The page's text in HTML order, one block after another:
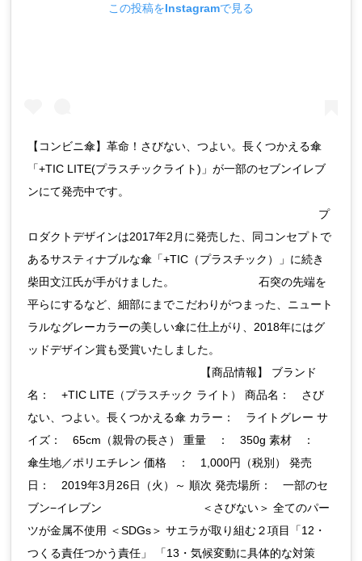
この投稿をInstagramで見る
【コンビニ傘】革命！さびない、つよい。長くつかえる傘
「+TIC LITE(プラスチックライト)」が一部のセブンイレブ
ンにて発売中です。
⠀⠀⠀⠀⠀⠀⠀⠀⠀⠀⠀⠀⠀⠀⠀⠀⠀⠀⠀⠀⠀⠀⠀⠀⠀⠀⠀⠀⠀⠀⠀⠀⠀⠀⠀⠀プ
ロダクトデザインは2017年2月に発売した、同コンセプトで
あるサスティナブルな傘「+TIC（プラスチック）」に続き
柴田文江氏が手がけました。⠀⠀⠀⠀⠀⠀⠀⠀⠀⠀ 石突の先端を
平らにするなど、細部にまでこだわりがつまった、ニュート
ラルなグレーカラーの美しい傘に仕上がり、2018年にはグ
ッドデザイン賞も受賞いたしました。
⠀⠀⠀⠀⠀⠀⠀⠀⠀⠀⠀⠀⠀⠀⠀⠀⠀⠀⠀⠀⠀ 【商品情報】 ブランド
名： +TIC LITE（プラスチック ライト） 商品名： さび
ない、つよい。長くつかえる傘 カラー： ライトグレー サ
イズ： 65cm（親骨の長さ） 重量 ： 350g 素材 ：
傘生地／ポリエチレン 価格 ： 1,000円（税別） 発売
日： 2019年3月26日（火）～ 順次 発売場所： 一部のセ
ブン−イレブン ⠀⠀⠀⠀⠀⠀⠀⠀⠀⠀⠀⠀＜さびない＞ 全てのパー
ツが金属不使用 ＜SDGs＞ サエラが取り組む２項目「12・
つくる責任つかう責任」 「13・気候変動に具体的な対策